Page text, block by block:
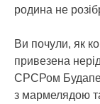
родина не
Ви почули, як
привезена
СРСРом
з мармелядою